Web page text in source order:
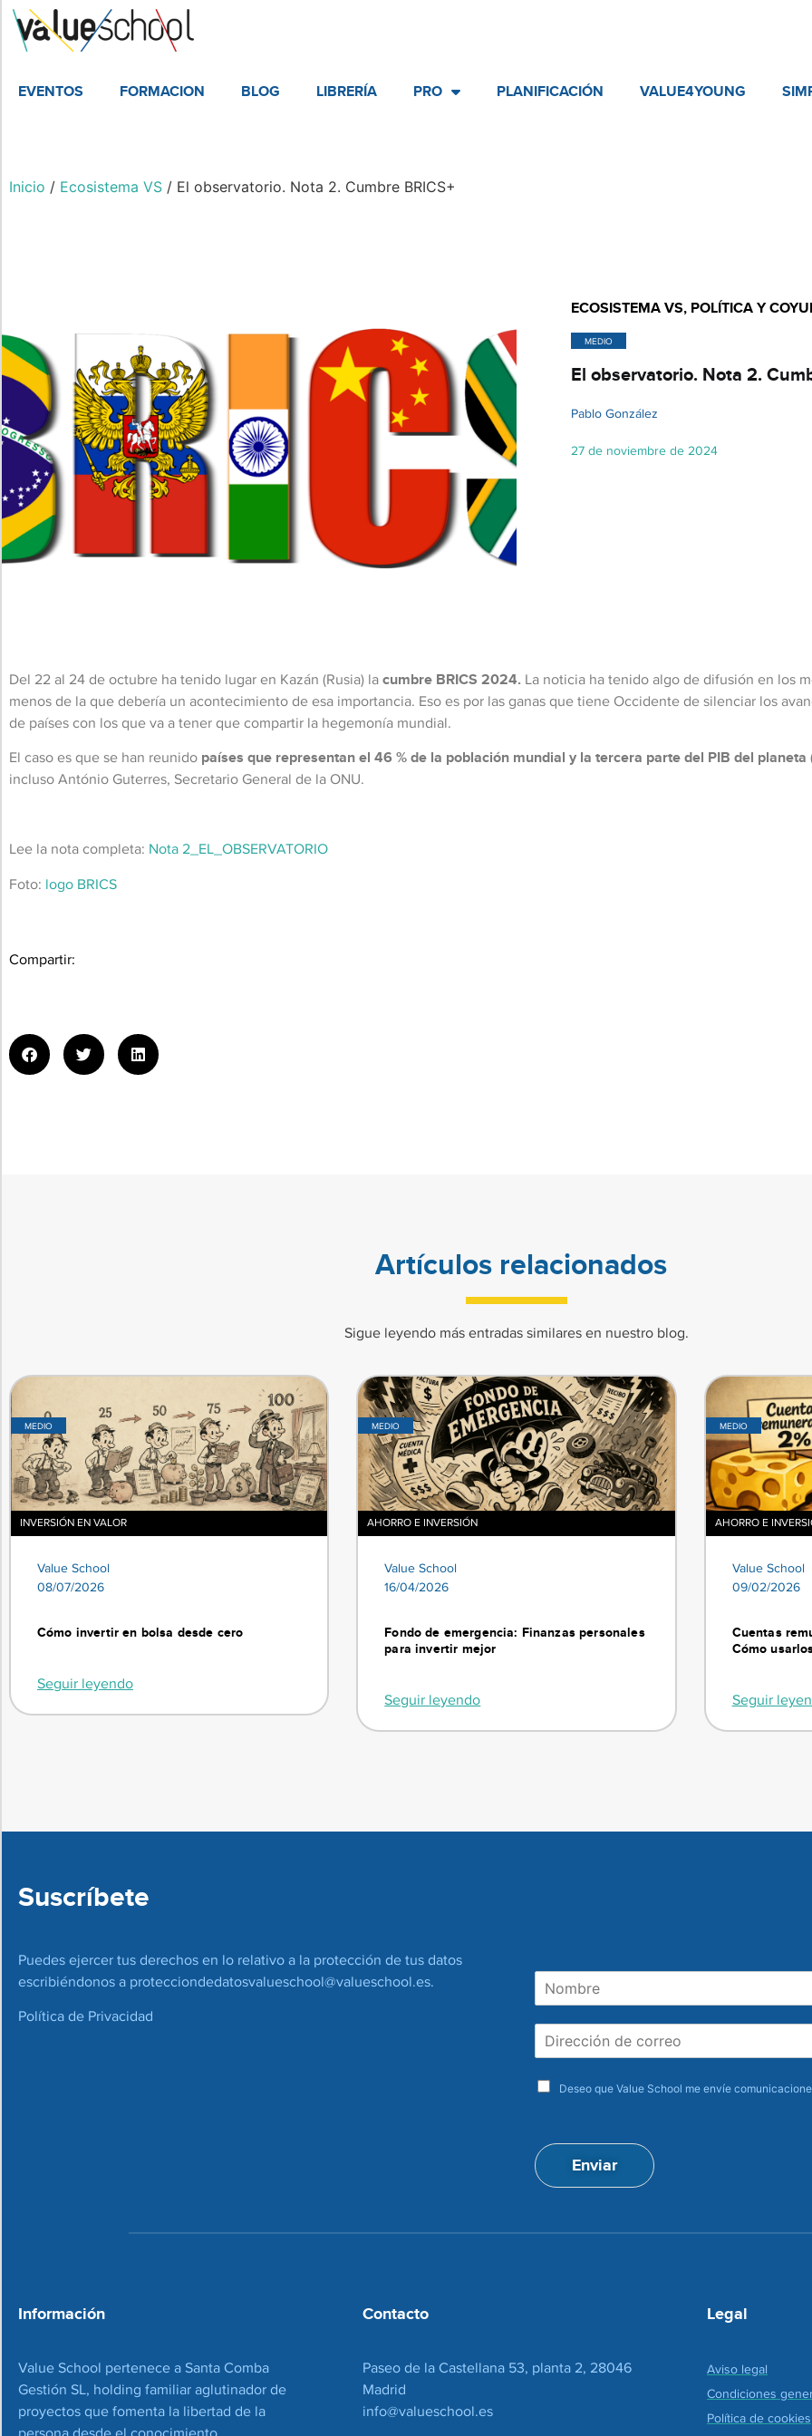
EVENTOS FORMACION BLOG LIBRERÍA PRO PLANIFICACIÓN VALUE4YOUNG
Inicio / Ecosistema VS / El observatorio. Nota 2. Cumbre BRICS+
ECOSISTEMA VS, POLÍTICA Y
MEDIO
El observatorio. Nota 2.
Pablo González
27 de noviembre de 2024
Del 22 al 24 de octubre ha tenido lugar en Kazán (Rusia) lacumbre BRICS 2024. La noticia ha tenido algo de difusión en los
menos de la que debería un acontecimiento de esa importancia. Eso es por las ganas que tiene Occidente de silenciar los
de países con los que va a tener que compartir la hegemonía mundial.
El caso es que se han reunido países que representan el 46 % de la población mundial y la tercera parte del PIB del
incluso António Guterres, Secretario General de la ONU.
Lee la nota completa: Nota 2_EL_OBSERVATORIO
Foto: logo BRICS
Compartir:
Artículos relacionados
Sigue leyendo más entradas similares en nuestro blog.
MEDIO
INVERSIÓN EN VALOR
Value School
08/07/2026
Cómo invertir en bolsa desde cero
Seguir leyendo
MEDIO
AHORRO E INVERSIÓN
Value School
16/04/2026
Fondo de emergencia: Finanzas personales
para invertir mejor
Seguir leyendo
MEDIO
AHORRO E
Value School
09/02/2026
Cuentas
Cómo
Seguir
Suscríbete
Puedes ejercer tus derechos en lo relativo a la protección de tus datos
escribiéndonos a protecciondedatosvalueschool@valueschool.es.
Política de Privacidad
e
ó
n
c
a
t
a
o
Deseo que Value School me envíe
Enviar
Información
Value School pertenece a Santa Comba
Gestión SL, holding familiar aglutinador de
proyectos que fomenta la libertad de la
Contacto
Paseo de la Castellana 53, planta 2, 28046
Madrid
info@valueschool.es
Legal
Aviso legal
Condiciones
Política de cookies